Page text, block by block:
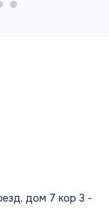
дом 7 кор 3 -